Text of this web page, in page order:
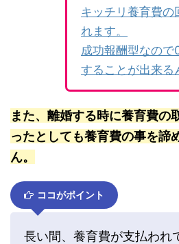
キッチリ養育費の
れます。
成功報酬型なの
することが出来る
また、離婚する時に養育費の
ったとしても養育費の事を諦
ん。
ココがポイント
長い間、養育費が支払われ